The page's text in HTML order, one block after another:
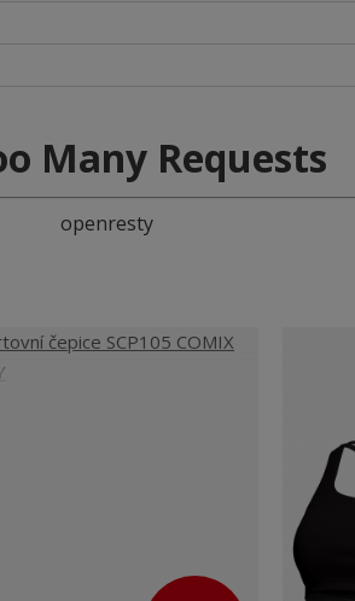
Many Requests
openresty